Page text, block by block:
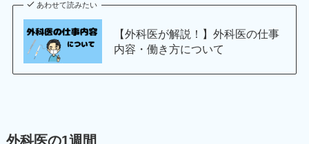
あわせて読みたい
【外科医が解説！】外科医の仕事
内容・働き方について
外科医の1週間